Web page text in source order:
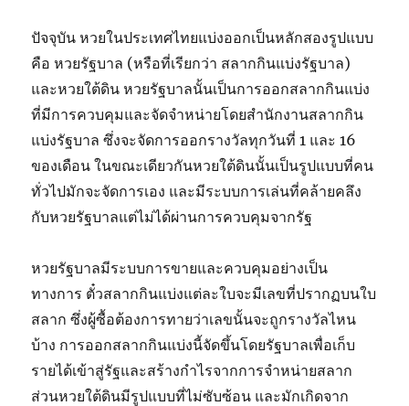
ปัจจุบัน หวยในประเทศไทยแบ่งออกเป็นหลักสองรูปแบบ
คือ หวยรัฐบาล (หรือที่เรียกว่า สลากกินแบ่งรัฐบาล)
และหวยใต้ดิน หวยรัฐบาลนั้นเป็นการออกสลากกินแบ่ง
ที่มีการควบคุมและจัดจำหน่ายโดยสำนักงานสลากกิน
แบ่งรัฐบาล ซึ่งจะจัดการออกรางวัลทุกวันที่ 1 และ 16
ของเดือน ในขณะเดียวกันหวยใต้ดินนั้นเป็นรูปแบบที่คน
ทั่วไปมักจะจัดการเอง และมีระบบการเล่นที่คล้ายคลึง
กับหวยรัฐบาลแต่ไม่ได้ผ่านการควบคุมจากรัฐ
หวยรัฐบาลมีระบบการขายและควบคุมอย่างเป็น
ทางการ ตั๋วสลากกินแบ่งแต่ละใบจะมีเลขที่ปรากฏบนใบ
สลาก ซึ่งผู้ซื้อต้องการทายว่าเลขนั้นจะถูกรางวัลไหน
บ้าง การออกสลากกินแบ่งนี้จัดขึ้นโดยรัฐบาลเพื่อเก็บ
รายได้เข้าสู่รัฐและสร้างกำไรจากการจำหน่ายสลาก
ส่วนหวยใต้ดินมีรูปแบบที่ไม่ซับซ้อน และมักเกิดจาก